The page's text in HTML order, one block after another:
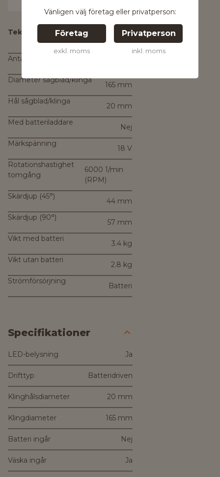
Vänligen välj företag eller privatperson:
Företag
exkl. moms
Privatperson
inkl. moms
Tekniska data
Antal batterier som medföljer
Diameter sågblad/klinga
165 mm
Hål sågblad/klinga
20 mm
Med batteriladdare
Nej
Märkspänning
18 V
Rotationshastighet
tomgång
6000 1/min
(RPM)
Skärdjup (45°)
44 mm
Skärdjup (90°)
57 mm
Vikt med batteri
3.4 kg
Vikt utan batteri
2.8 kg
Strömförsörjning
Batteri
Specifikationer
LED-belysning Ja
Drifttyp Batteridriven
Klinghålsdiameter 20 mm
Klingdiameter 165 mm
Batteri ingår Nej
Väska ingår Ja